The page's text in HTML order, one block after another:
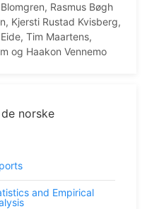
Rasmus Bøgh
Kjersti Rustad Kvisberg,
Tim Maartens,
og Haakon Vennemo
norske
and Empirical